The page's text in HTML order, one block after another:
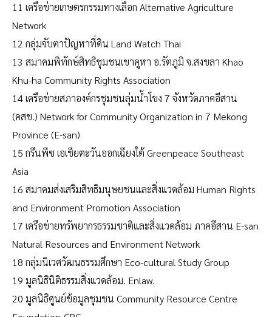
11 เครือข่ายเกษตรกรรมทางเลือก Alternative Agriculture
Network
12 กลุ่มจับตาปัญหาที่ดิน Land Watch Thai
13 สมาคมพิทักษ์สิทธิชุมชนเขาคูหา อ.รัตภูมิ จ.สงขลา Khao
Khu-ha Community Rights Association
14 เครือข่ายสภาองค์กรชุมชนลุ่มน้ำโขง 7 จังหวัดภาคอีสาน
(คสข.) Network for Community Organization in 7 Mekong
Province (E-san)
15 กรีนพีซ เอเชียตะวันออกเฉียงใต้ Greenpeace Southeast
Asia
16 สมาคมส่งเสริมสิทธิมนุษยชนและสิ่งแวดล้อม Human Rights
and Environment Promotion Association
17 เครือข่ายทรัพยากรธรรมชาติและสิ่งแวดล้อม ภาคอีสาน E-san
Natural Resources and Environment Network
18 กลุ่มนิเวศวัฒนธรรมศึกษา Eco-cultural Study Group
19 มูลนิธินิติธรรมสิ่งแวดล้อม. Enlaw.
20 มูลนิธิศูนย์ข้อมูลชุมชน Community Resource Centre